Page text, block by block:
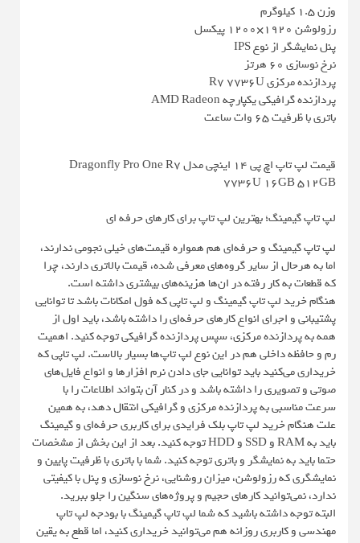
وزن ۱.۵ کیلوگرم
رزولوشن 1920×1200 پیکسل
پنل نمایشگر از نوع IPS
نرخ نوسازی ۶۰ هرتز
پردازنده مرکزی R7 7736U
پردازنده گرافیکی یکپارچه AMD Radeon
باتری با ظرفیت ۶۵ وات ساعت
قیمت لپ تاپ اچ پی 14 اینچی مدل Dragonfly Pro One R7
7736U 16GB 512GB
لپ تاپ گیمینگ؛ بهترین لپ تاپ برای کارهای حرفه ای
لپ تاپ‌ گیمینگ و حرفه‌ای هم همواره قیمت‌های خیلی نجومی ندارند،
اما به هرحال از سایر گروه‌های معرفی شده، قیمت بالاتری دارند، چرا
که قطعات به کار رفته در ان‌ها هزینه‌های بیشتری داشته است‌.
هنگام خرید لپ تاپ گیمینگ و لپ تاپی که فول امکانات باشد تا توانایی
پشتیبانی و اجرای انواع کارهای حرفه‌ای را داشته باشد، باید اول از
همه به پردازنده مرکزی، سپس پردازنده گرافیکی توجه کنید. اهمیت
رم و حافظه داخلی هم در این نوع لپ تاپ‌ها بسیار بالاست. لپ تاپی که
خریداری می‌کنید باید توانایی جای دادن نرم افزارها و انواع فایل‌های
صوتی و تصویری را داشته باشد و در کنار آن بتواند اطلاعات را با
سرعت مناسبی به پردازنده مرکزی و گرافیکی انتقال دهد، به همین
علت هنگام خرید لپ تاپ بلک فرایدی برای کاربری حرفه‌ای و گیمینگ
باید به RAM و SSD و HDD توجه کنید. بعد از این بخش از مشخصات
حتما باید به نمایشگر و باتری توجه کنید. شما با باتری با ظرفیت پایین و
نمایشگری که رزولوشن، میزان روشنایی، نرخ نوسازی و پنل با کیفیتی
ندارد، نمی‌توانید کارهای حجیم و پروژه‌های سنگین را جلو ببرید.
البته توجه داشته باشید که شما لپ تاپ گیمینگ با بودجه لپ تاپ
مهندسی و کاربری روزانه هم می‌توانید خریداری کنید، اما قطع به یقین